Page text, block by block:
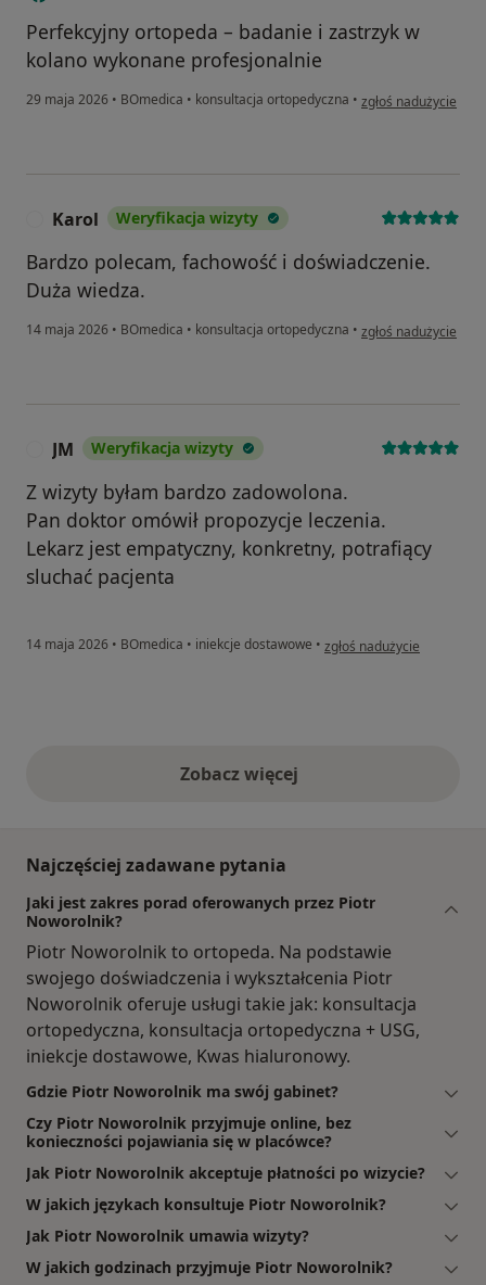
Perfekcyjny ortopeda – badanie i zastrzyk w
kolano wykonane profesjonalnie
29 maja 2026 • BOmedica • konsultacja ortopedyczna • w opinii użytkownika
zgłoś nadużycie
Karol Weryfikacja wizyty
Bardzo polecam, fachowość i doświadczenie.
Duża wiedza.
14 maja 2026 • BOmedica • konsultacja ortopedyczna • w opinii użytkownika
zgłoś nadużycie
JM Weryfikacja wizyty
Z wizyty byłam bardzo zadowolona.
Pan doktor omówił propozycje leczenia.
Lekarz jest empatyczny, konkretny, potrafiący
sluchać pacjenta
14 maja 2026 • BOmedica • iniekcje dostawowe • w opinii użytkownika JM
zgłoś nadużycie
Zobacz więcejopinie powyżej
Najczęściej zadawane pytania
Jaki jest zakres porad oferowanych przez Piotr
Noworolnik?
Piotr Noworolnik to ortopeda. Na podstawie
swojego doświadczenia i wykształcenia Piotr
Noworolnik oferuje usługi takie jak: konsultacja
ortopedyczna, konsultacja ortopedyczna + USG,
iniekcje dostawowe, Kwas hialuronowy.
Gdzie Piotr Noworolnik ma swój gabinet?
Czy Piotr Noworolnik przyjmuje online, bez
konieczności pojawiania się w placówce?
Jak Piotr Noworolnik akceptuje płatności po wizycie?
W jakich językach konsultuje Piotr Noworolnik?
Jak Piotr Noworolnik umawia wizyty?
W jakich godzinach przyjmuje Piotr Noworolnik?